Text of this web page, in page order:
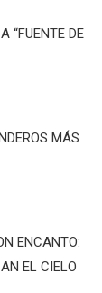
“FUENTE DE
MÁS
ENCANTO:
EL CIELO